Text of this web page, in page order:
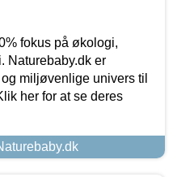
fokus på økologi,
Naturebaby.dk er
miljøvenlige univers til
her for at se deres